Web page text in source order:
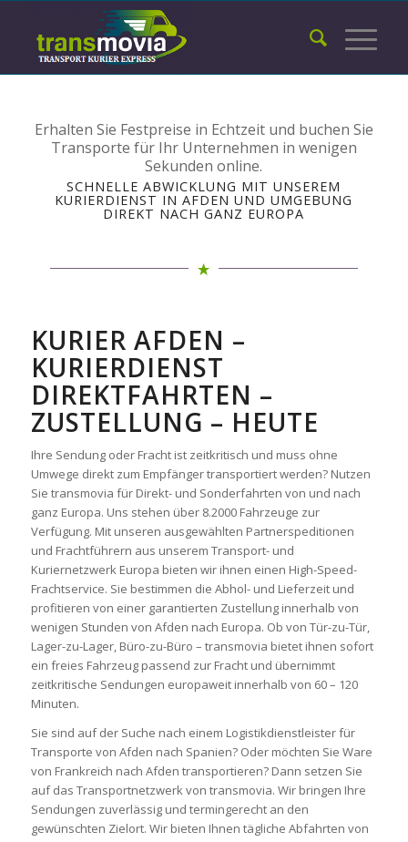
Erhalten Sie Festpreise in Echtzeit und buchen Sie
Transporte für Ihr Unternehmen in wenigen
Sekunden online.
SCHNELLE ABWICKLUNG MIT UNSEREM
KURIERDIENST IN AFDEN UND UMGEBUNG
DIREKT NACH GANZ EUROPA
KURIER AFDEN –
KURIERDIENST
DIREKTFAHRTEN –
ZUSTELLUNG – HEUTE
Ihre Sendung oder Fracht ist zeitkritisch und muss ohne
Umwege direkt zum Empfänger transportiert werden? Nutzen
Sie transmovia für Direkt- und Sonderfahrten von und nach
ganz Europa. Uns stehen über 8.2000 Fahrzeuge zur
Verfügung. Mit unseren ausgewählten Partnerspeditionen
und Frachtführern aus unserem Transport- und
Kuriernetzwerk Europa bieten wir ihnen einen High-Speed-
Frachtservice. Sie bestimmen die Abhol- und Lieferzeit und
profitieren von einer garantierten Zustellung innerhalb von
wenigen Stunden von Afden nach Europa. Ob von Tür-zu-Tür,
Lager-zu-Lager, Büro-zu-Büro – transmovia bietet ihnen sofort
ein freies Fahrzeug passend zur Fracht und übernimmt
zeitkritische Sendungen europaweit innerhalb von 60 – 120
Minuten.
Sie sind auf der Suche nach einem Logistikdienstleister für
Transporte von Afden nach Spanien? Oder möchten Sie Ware
von Frankreich nach Afden transportieren? Dann setzen Sie
auf das Transportnetzwerk von transmovia. Wir bringen Ihre
Sendungen zuverlässig und termingerecht an den
gewünschten Zielort. Wir bieten Ihnen tägliche Abfahrten von